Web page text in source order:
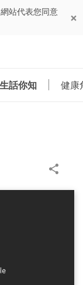
站代表您同意
話你知 健康